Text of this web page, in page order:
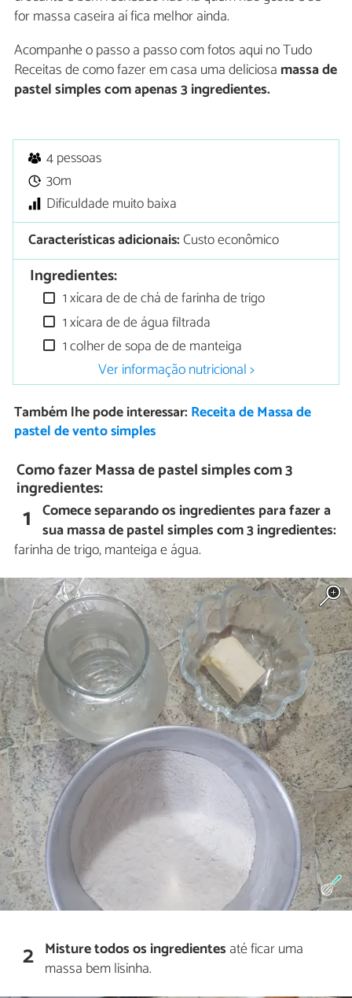
for massa caseira aí fica melhor ainda.
Acompanhe o passo a passo com fotos aqui no Tudo
Receitas de como fazer em casa uma deliciosa massa de
pastel simples com apenas 3 ingredientes.
4 pessoas
30m
Dificuldade muito baixa
Características adicionais:Custo econômico
Ingredientes:
1 xícara de de chá de farinha de trigo
1 xícara de de água filtrada
1 colher de sopa de de manteiga
Ver informação nutricional >
Também lhe pode interessar: Receita de Massa de
pastel de vento simples
Como fazer Massa de pastel simples com 3
ingredientes:
1 Comece separando os ingredientes para fazer a
sua massa de pastel simples com 3 ingredientes:
farinha de trigo, manteiga e água.
2 Misture todos os ingredientes até ficar uma
massa bem lisinha.